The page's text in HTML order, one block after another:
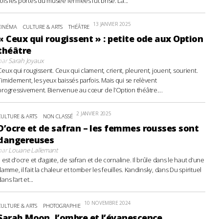
CULTURE & ARTS THÉÂTRE 13 JANVIER 2025
Ceux qui rougissent » : petite ode aux Option
Sarah Joyaux
qui rougissent. Ceux qui clament, crient, pleurent, jouent, sourient.
les yeux baissés parfois. Mais qui se relèvent
Bienvenue au cœur de l’Option théâtre....
& ARTS NON CLASSÉ 2 JANVIER 2025
et de safran – les femmes rousses sont
Louane Lallemant
est d’ocre et d’agate, de safran et de cornaline. Il brûle dans le haut d’une
il fait la chaleur et tomber les feuilles. Kandinsky, dans Du spirituel
l’art et...
& ARTS PHOTOGRAPHIE 10 NOVEMBRE 2024